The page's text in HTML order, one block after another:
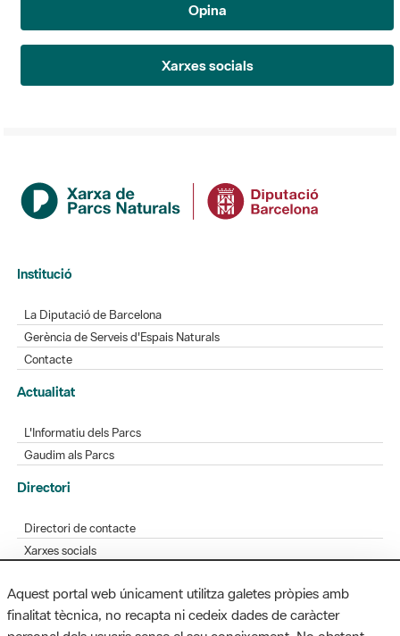
Opina
Xarxes socials
Institució
La Diputació de Barcelona
Gerència de Serveis d'Espais Naturals
Contacte
Actualitat
L'Informatiu dels Parcs
Gaudim als Parcs
Directori
Directori de contacte
Xarxes socials
Bústia de suggeriments
Opineu sobre els parcs
Aquest portal web únicament utilitza galetes pròpies amb
finalitat tècnica, no recapta ni cedeix dades de caràcter